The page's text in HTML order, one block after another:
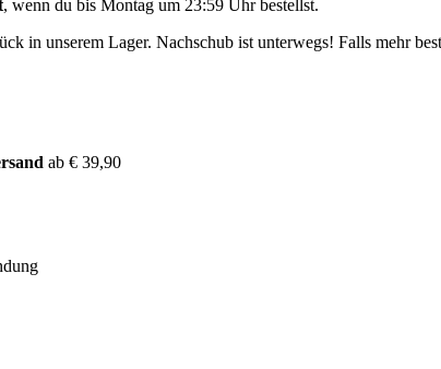
, wenn du bis Montag um 23:59 Uhrbestellst.
in unserem Lager. Nachschub ist unterwegs! Falls mehr
ab € 39,90